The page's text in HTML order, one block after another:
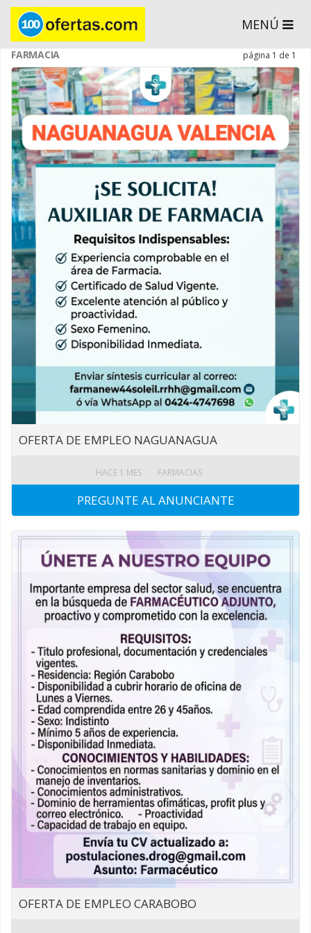
MENÚ
FARMACIA página 1 de 1
OFERTA DE EMPLEO NAGUANAGUA
PREGUNTE AL ANUNCIANTE
HACE 1 MES FARMACIAS
OFERTA DE EMPLEO CARABOBO